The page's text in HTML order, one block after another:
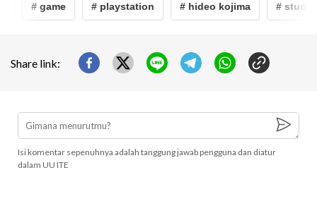
# game # playstation # hideo kojima # studio
Share link:
Isi komentar sepenuhnya adalah tanggung jawab pengguna dan diatur
dalam UU ITE